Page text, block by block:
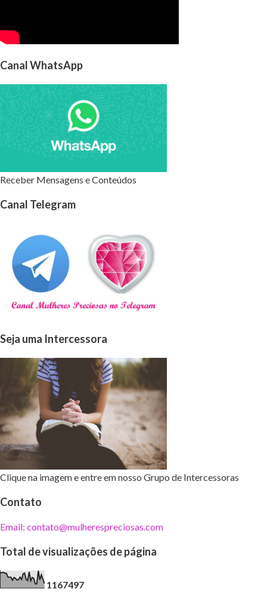
Canal WhatsApp
Receber Mensagens e Conteúdos
Canal Telegram
Seja uma Intercessora
Clique na imagem e entre em nosso Grupo de Intercessoras
Contato
Email: contato@mulherespreciosas.com
Total de visualizações de página
1167497